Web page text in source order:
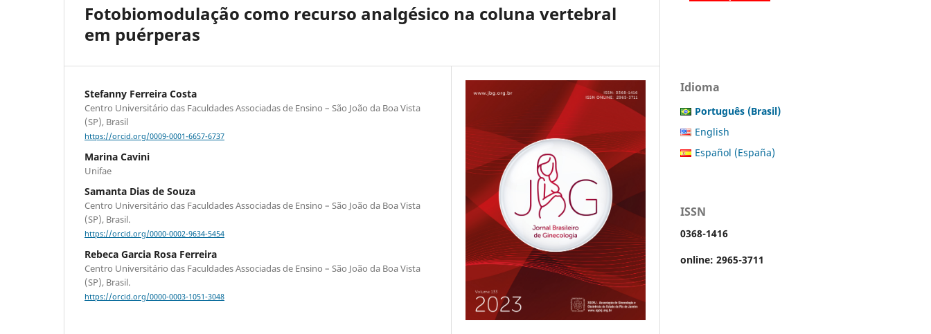
Fotobiomodulação como recurso analgésico na coluna vertebral
em puérperas
Stefanny Ferreira Costa
Centro Universitário das Faculdades Associadas de Ensino – São João da Boa Vista
(SP), Brasil
https://orcid.org/0009-0001-6657-6737
Marina Cavini
Unifae
Samanta Dias de Souza
Centro Universitário das Faculdades Associadas de Ensino – São João da Boa Vista
(SP), Brasil.
https://orcid.org/0000-0002-9634-5454
Rebeca Garcia Rosa Ferreira
Centro Universitário das Faculdades Associadas de Ensino – São João da Boa Vista
(SP), Brasil.
https://orcid.org/0000-0003-1051-3048
Idioma
Português (Brasil)
English
Español (España)
ISSN
0368-1416
online: 2965-3711